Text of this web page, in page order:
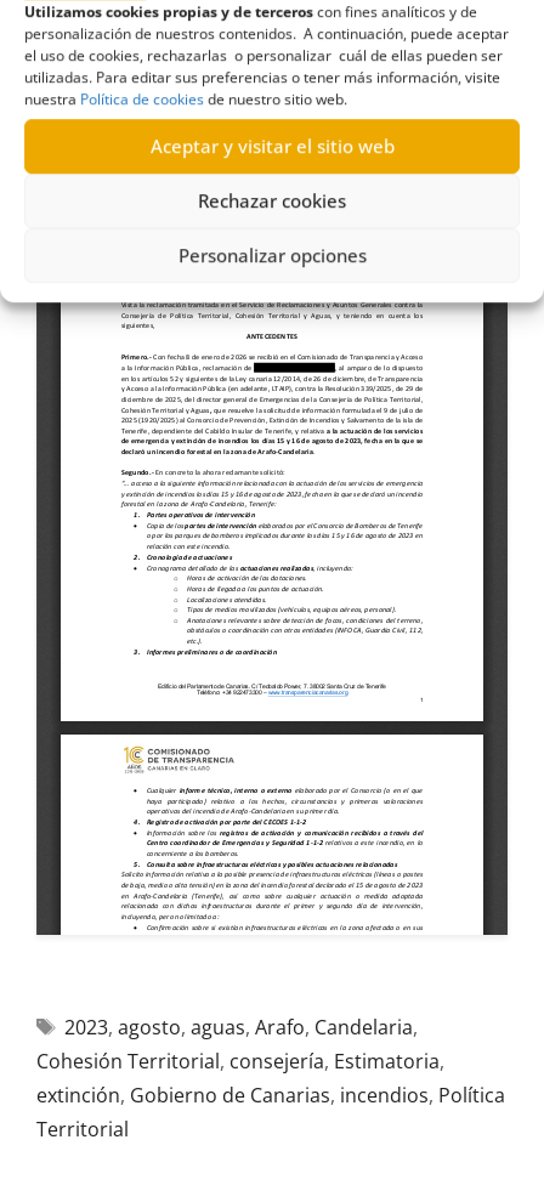
Utilizamos cookies propias y de terceroscon fines analíticos y de
personalización de nuestros contenidos. A continuación, puede aceptar
el uso de cookies, rechazarlas o personalizar cuál de ellas pueden ser
utilizadas. Para editar sus preferencias o tener más información, visite
nuestra Política de cookiesde nuestro sitio web.
Aceptar y visitar el sitio web
Rechazar cookies
Personalizar opciones
forestal en la zona de Arafo-Candelaria (30-03-
2026)
2023, agosto, aguas, Arafo, Candelaria,
Cohesión Territorial, consejería, Estimatoria,
extinción, Gobierno de Canarias, incendios, Política
Territorial